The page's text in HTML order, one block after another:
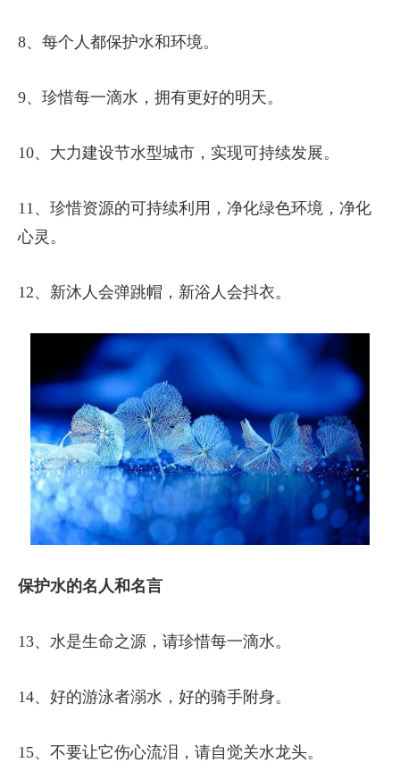
8、每个人都保护水和环境。
9、珍惜每一滴水，拥有更好的明天。
10、大力建设节水型城市，实现可持续发展。
11、珍惜资源的可持续利用，净化绿色环境，净化
心灵。
12、新沐人会弹跳帽，新浴人会抖衣。
保护水的名人和名言
13、水是生命之源，请珍惜每一滴水。
14、好的游泳者溺水，好的骑手附身。
15、不要让它伤心流泪，请自觉关水龙头。